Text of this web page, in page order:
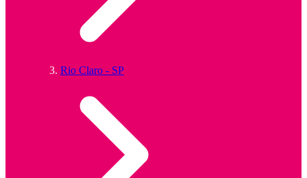
Rio Claro - SP